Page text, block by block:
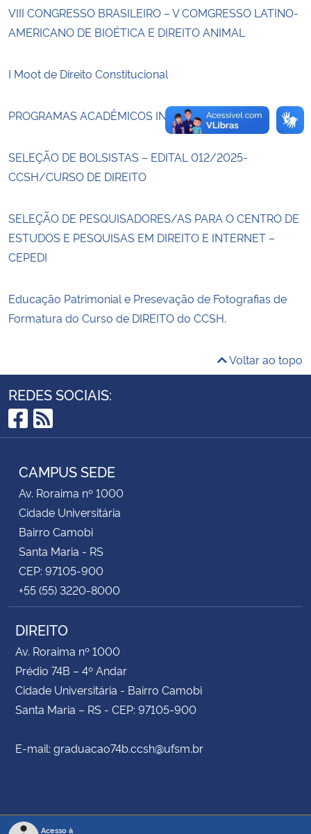
Gabinete de Segurança Institucional
Banco Central do Brasil
Planalto
VIII CONGRESSO BRASILEIRO – V COMGRESSO LATINO-
AMERICANO DE BIOÉTICA E DIREITO ANIMAL
I Moot de Direito Constitucional
PROGRAMAS ACADÊMICOS INTERNACIONAIS
SELEÇÃO DE BOLSISTAS – EDITAL 012/2025-
CCSH/CURSO DE DIREITO
SELEÇÃO DE PESQUISADORES/AS PARA O CENTRO DE
ESTUDOS E PESQUISAS EM DIREITO E INTERNET –
CEPEDI
Educação Patrimonial e Presevação de Fotografias de
Formatura do Curso de DIREITO do CCSH.
Voltar ao topo
REDES SOCIAIS:
Facebook
RSS
CAMPUS SEDE
Av. Roraima nº 1000
Cidade Universitária
Bairro Camobi
Santa Maria - RS
CEP: 97105-900
+55 (55) 3220-8000
DIREITO
Av. Roraima nº 1000
Prédio 74B – 4º Andar
Cidade Universitária - Bairro Camobi
Santa Maria – RS - CEP: 97105-900
E-mail: graduacao74b.ccsh@ufsm.br
Acesso à